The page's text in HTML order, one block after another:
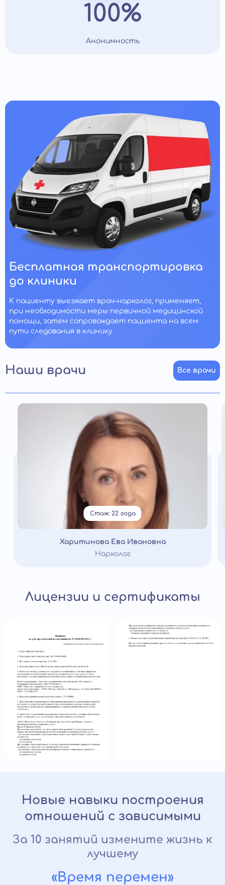
100%
Анонимность
Бесплатная транспортировка
до клиники
К пациенту выезжает врач-нарколог, применяет,
при необходимости меры первичной медицинской
помощи, затем сопровождает пациента на всем
пути следования в клинику
Наши врачи Все врачи
Стаж: 22 года
Харитинова Ева Ивановна
Нарколог
Лицензии и сертификаты
Новые навыки построения
отношений с зависимыми
За 10 занятий измените жизнь к
лучшему
«Время перемен»